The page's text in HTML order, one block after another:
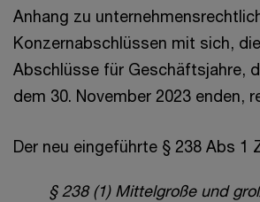
Anhang zu
Konzernabschlüssen mit sich,
Abschlüsse für Geschäftsjahre,
dem 30. November 2023 enden,
Der neu eingeführte § 238 Abs 1
§ 238 (1) Mittelgroße und